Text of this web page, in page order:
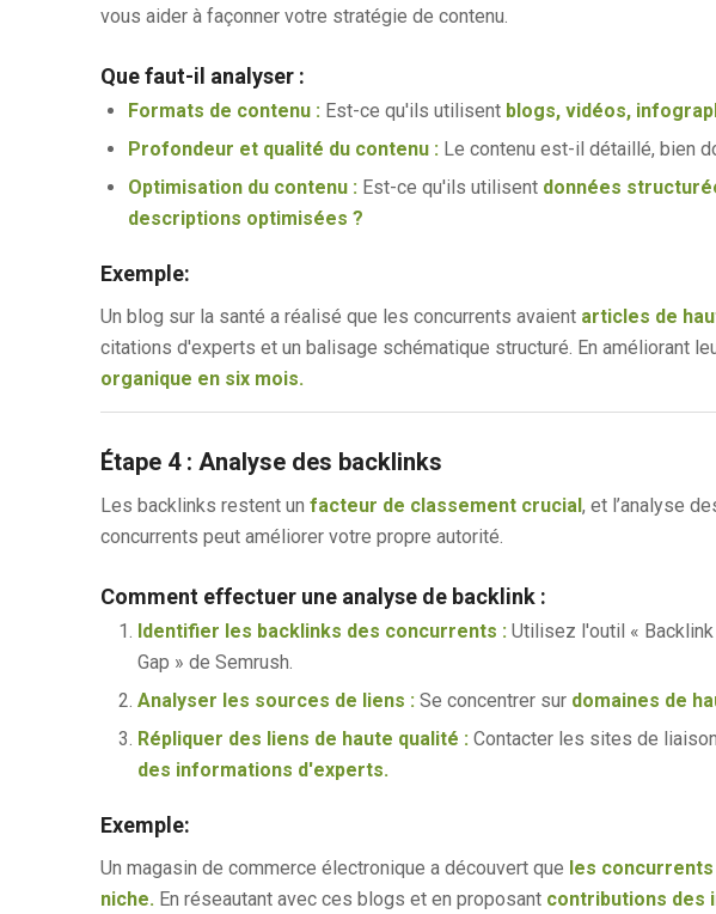
vous aider à façonner votre stratégie de contenu.
Que faut-il analyser :
Formats de contenu :Est-ce qu'ils utilisent blogs, vidéos,
Profondeur et qualité du contenu :Le contenu est-il détaillé, bien
Optimisation du contenu :Est-ce qu'ils utilisent données
descriptions optimisées ?
Exemple:
Un blog sur la santé a réalisé que les concurrents avaient articles de
citations d'experts et un balisage schématique structuré. En améliorant
organique en six mois.
Étape 4 : Analyse des backlinks
Les backlinks restent un facteur de classement crucial , et l’analyse
concurrents peut améliorer votre propre autorité.
Comment effectuer une analyse de backlink :
Identifier les backlinks des concurrents :Utilisez l'outil « Backlink
Gap » de Semrush.
Analyser les sources de liens :Se concentrer sur domaines de
Répliquer des liens de haute qualité :Contacter les sites de
des informations d'experts.
Exemple:
Un magasin de commerce électronique a découvert que les
niche. En réseautant avec ces blogs et en proposant contributions des